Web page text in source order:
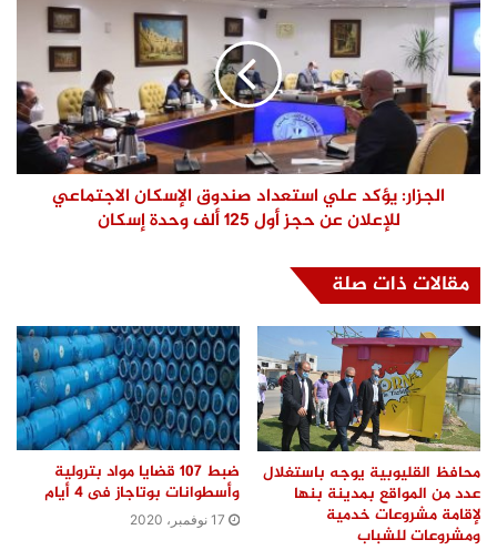
الجزار: يؤكد علي استعداد صندوق الإسكان الاجتماعي
للإعلان عن حجز أول 125 ألف وحدة إسكان
مقالات ذات صلة
محافظ القليوبية يوجه باستغلال
عدد من المواقع بمدينة بنها
لإقامة مشروعات خدمية
ومشروعات للشباب
ضبط 107 قضايا مواد بترولية
وأسطوانات بوتاجاز فى 4 أيام
17 نوفمبر، 2020